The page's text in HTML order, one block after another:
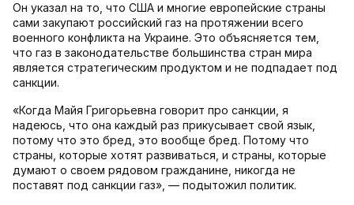
Он указал на то, что США и многие европейские страны
сами закупают российский газ на протяжении всего
военного конфликта на Украине. Это объясняется тем,
что газ в законодательстве большинства стран мира
является стратегическим продуктом и не подпадает под
санкции.
«Когда Майя Григорьевна говорит про санкции, я
надеюсь, что она каждый раз прикусывает свой язык,
потому что это бред, это вообще бред. Потому что
страны, которые хотят развиваться, и страны, которые
думают о своем рядовом гражданине, никогда не
поставят под санкции газ», — подытожил политик.